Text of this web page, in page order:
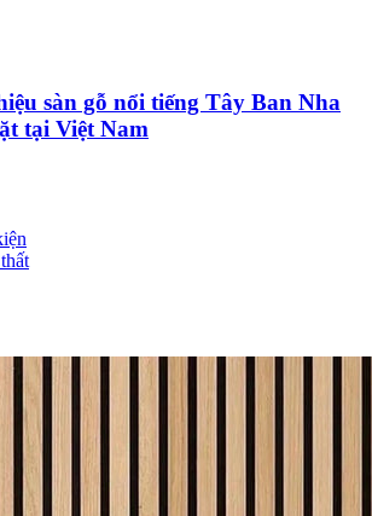
sàn gỗ nổi tiếng Tây Ban Nha
tại Việt Nam